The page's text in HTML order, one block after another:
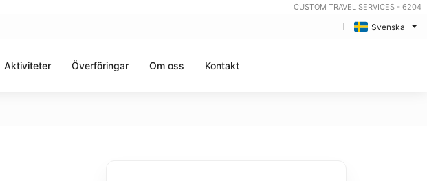
CUSTOM TRAVEL SERVICES - 6204
Svenska
Aktiviteter Överföringar Om oss Kontakt